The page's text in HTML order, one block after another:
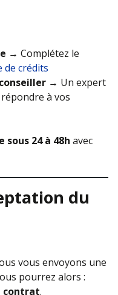
→ Complétez le
de crédits
→ Un expert
à vos
sous 24 à 48h avec
du
vous envoyons une
pourrez alors :
contrat.